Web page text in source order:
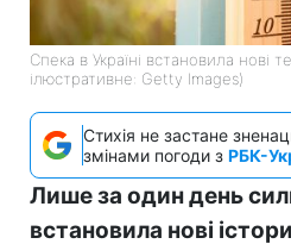
Спека в Україні встановила нові
ілюстративне: Getty Images)
Стихія не застане
змінами погоди з РБК-
Лише за один день
встановила нові